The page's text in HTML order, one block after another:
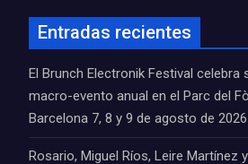
Entradas recientes
El Brunch Electronik Festival celebra
macro-evento anual en el Parc del
Barcelona 7, 8 y 9 de agosto de 2026
Rosario, Miguel Ríos, Leire Martínez